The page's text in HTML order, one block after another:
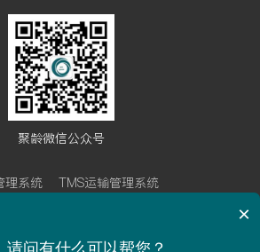
D区6栋7楼
号帝斯曼国际中心15楼
5栋5楼
聚龄微信公众号
理系统
TMS运输管理系统
×
问有什么可以帮您？